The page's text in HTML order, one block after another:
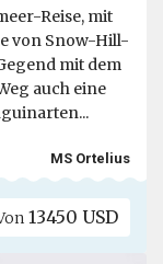
Reise, mit
von Snow-Hill-
mit dem
auch eine
MS Ortelius
13450 USD